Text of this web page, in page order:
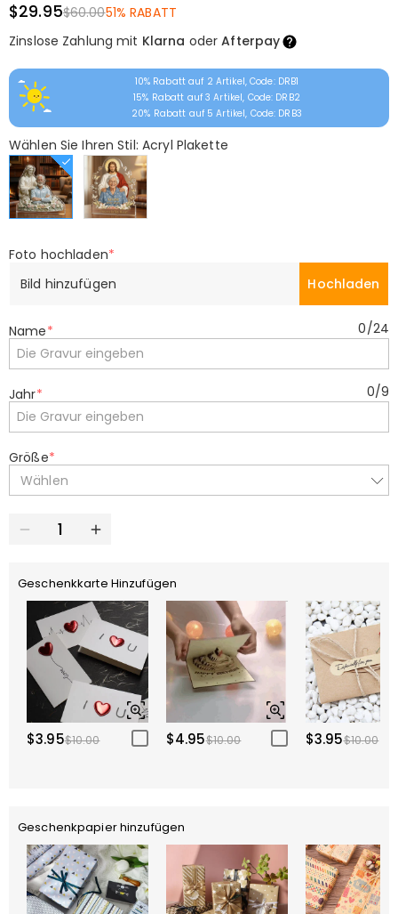
$29.95$60.0051% RABATT
Zinslose Zahlung mit Klarna oderAfterpay
10% Rabatt auf 2 Artikel, Code: DRB1
15% Rabatt auf 3 Artikel, Code: DRB2
20% Rabatt auf 5 Artikel, Code: DRB3
Wählen Sie Ihren Stil: Acryl Plakette
Foto hochladen*
Bild hinzufügen
Hochladen
Name* 0/24
Jahr* 0/9
Größe*
Wählen
Geschenkkarte Hinzufügen
$3.95$10.00 $4.95$10.00 $3.95$10.00
Geschenkpapier hinzufügen